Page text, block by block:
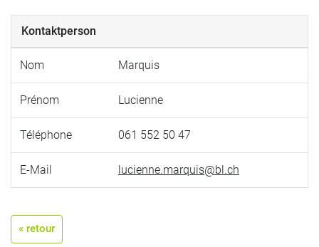
Kontaktperson
Nom Marquis
Prénom Lucienne
Téléphone 061 552 50 47
E-Mail lucienne.marquis@bl.ch
« retour